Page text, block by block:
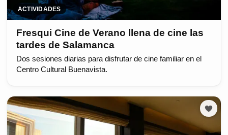
ACTIVIDADES
Fresqui Cine de Verano llena de cine las
tardes de Salamanca
Dos sesiones diarias para disfrutar de cine familiar en el
Centro Cultural Buenavista.